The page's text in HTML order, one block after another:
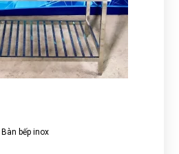
Bàn bếp inox